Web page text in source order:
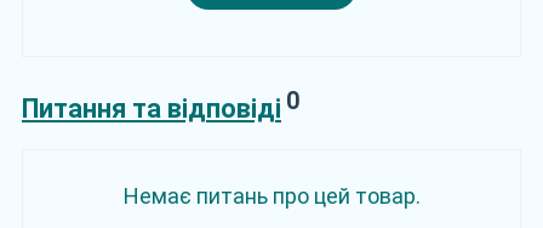
Питання та відповіді 0
Немає питань про цей товар.